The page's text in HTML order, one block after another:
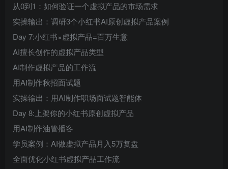
从0到1：如何验证一个虚拟产品的市场需求
实操输出：调研3个小红书AI原创虚拟产品案例
Day 7:小红书×虚拟产品=百万生意
AI擅长创作的虚拟产品类型
AI制作虚拟产品的工作流
用AI制作秋招面试题
实操输出：用AI制作职场面试题智能体
Day 8:上架你的小红书原创虚拟产品
用AI制作油管播客
学员案例：AI做虚拟产品月入5万复盘
全面优化小红书虚拟产品工作流